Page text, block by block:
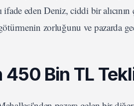
ifade eden Deniz, ciddi bir
zorluğunu ve pazarda
Bin TL